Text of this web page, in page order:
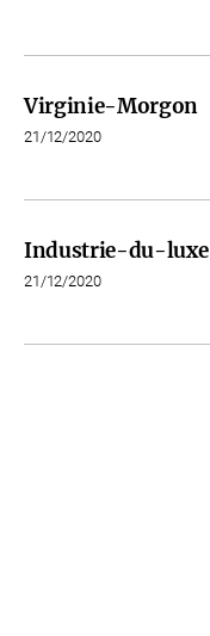
Virginie-Morgon
21/12/2020
Industrie-du-luxe
21/12/2020